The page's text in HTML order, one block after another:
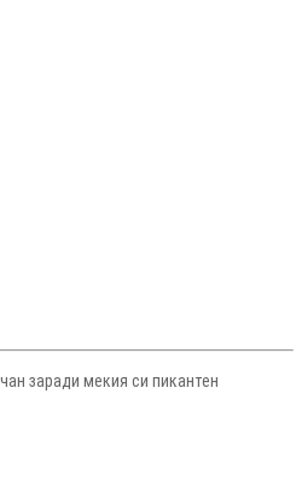
заради мекия си пикантен